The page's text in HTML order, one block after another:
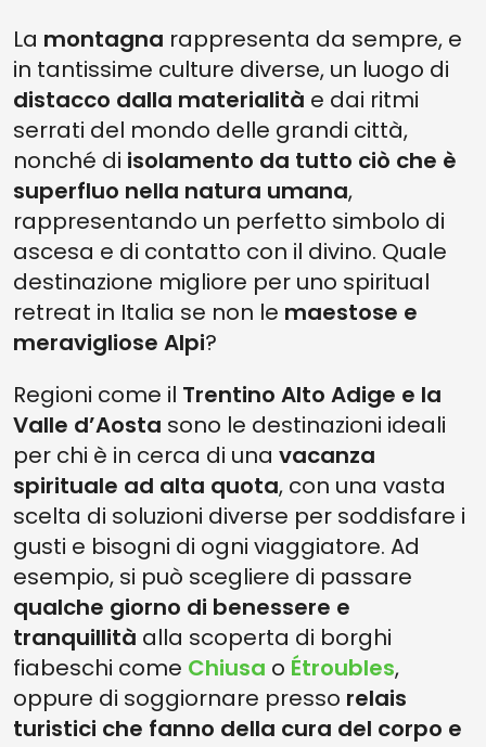
La montagna rappresenta da sempre, e
in tantissime culture diverse, un luogo di
distacco dalla materialità e dai ritmi
serrati del mondo delle grandi città,
nonché di isolamento da tutto ciò che è
superfluo nella natura umana,
rappresentando un perfetto simbolo di
ascesa e di contatto con il divino. Quale
destinazione migliore per uno spiritual
retreat in Italia se non le maestose e
meravigliose Alpi?
Regioni come il Trentino Alto Adige e la
Valle d’Aosta sono le destinazioni ideali
per chi è in cerca di una vacanza
spirituale ad alta quota, con una vasta
scelta di soluzioni diverse per soddisfare i
gusti e bisogni di ogni viaggiatore. Ad
esempio, si può scegliere di passare
qualche giorno di benessere e
tranquillità alla scoperta di borghi
fiabeschi come Chiusa o Étroubles,
oppure di soggiornare presso relais
turistici che fanno della cura del corpo e